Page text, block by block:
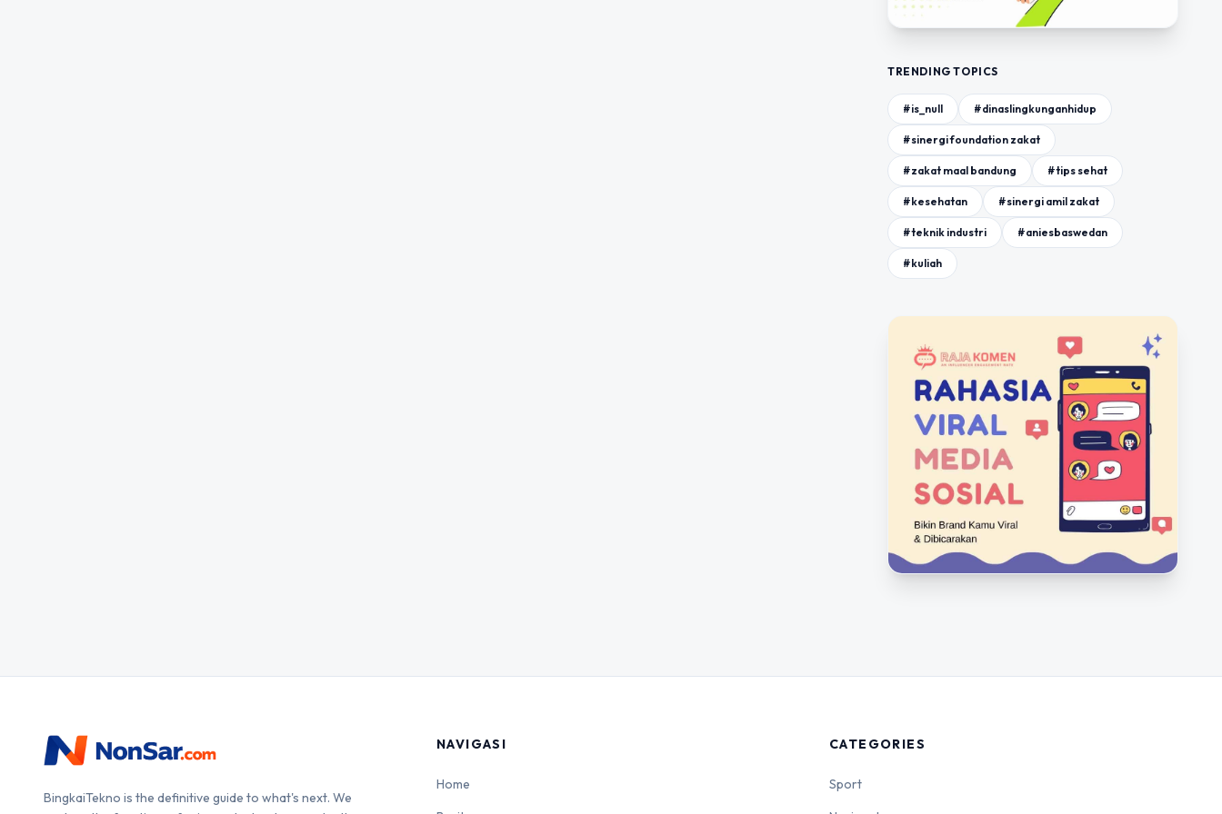
TRENDING TOPICS
#is_null #dinaslingkunganhidup
#sinergi foundation zakat
#zakat maal bandung #tips sehat
#kesehatan #sinergi amil zakat
#teknik industri #aniesbaswedan
#kuliah
BingkaiTekno is the definitive guide to what's next. We
NAVIGASI
Home
CATEGORIES
Sport